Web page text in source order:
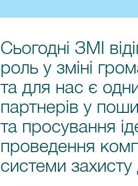
Сьогодні ЗМІ
роль у зміні
та для нас є
партнерів у
та просування
проведення
системи захисту